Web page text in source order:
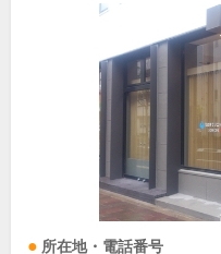
所在地・電話番号